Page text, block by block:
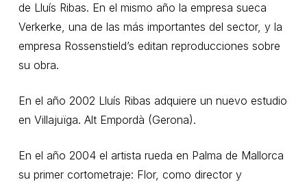
de Lluís Ribas. En el mismo año la empresa sueca
Verkerke, una de las más importantes del sector, y la
empresa Rossenstield’s editan reproducciones sobre
su obra.
En el año 2002 Lluís Ribas adquiere un nuevo estudio
en Villajuïga. Alt Empordà (Gerona).
En el año 2004 el artista rueda en Palma de Mallorca
su primer cortometraje: Flor, como director y